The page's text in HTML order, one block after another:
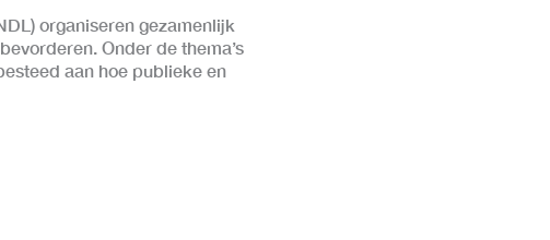
organiseren gezamenlijk
Onder de thema’s
aan hoe publieke en